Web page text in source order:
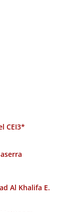
CEI3*
Al Khalifa E.